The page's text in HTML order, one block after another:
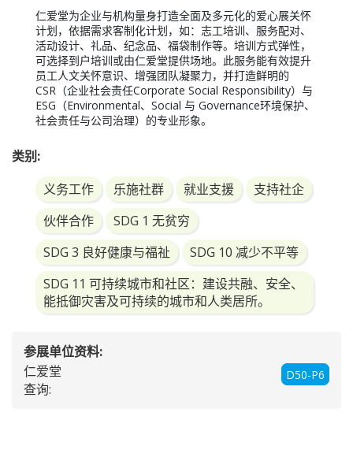
仁爱堂为企业与机构量身打造全面及多元化的爱心展关怀
计划，依据需求客制化计划，如：志工培训、服务配对、
活动设计、礼品、纪念品、福袋制作等。培训方式弹性，
可选择到户培训或由仁爱堂提供场地。此服务能有效提升
员工人文关怀意识、增强团队凝聚力，并打造鲜明的
CSR（企业社会责任Corporate Social Responsibility）与
ESG（Environmental、Social 与 Governance环境保护、
社会责任与公司治理）的专业形象。
类别:
义务工作
乐施社群 就业支援
支持社企
伙伴合作
SDG 1 无贫穷
SDG 3 良好健康与福祉
SDG 10 减少不平等
SDG 11 可持续城市和社区：建设共融、安全、
能抵御灾害及可持续的城市和人类居所。
参展单位资料:
D50-P6
仁爱堂
查询: